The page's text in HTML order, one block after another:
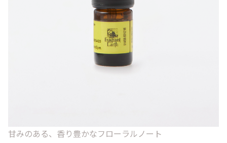
甘みのある、香り豊かなフローラルノート